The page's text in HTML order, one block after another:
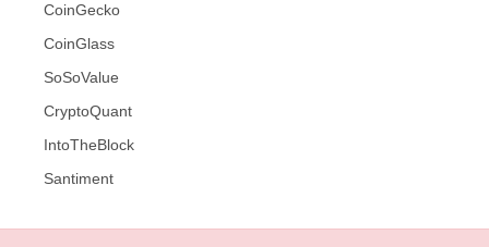
CoinGecko
CoinGlass
SoSoValue
CryptoQuant
IntoTheBlock
Santiment